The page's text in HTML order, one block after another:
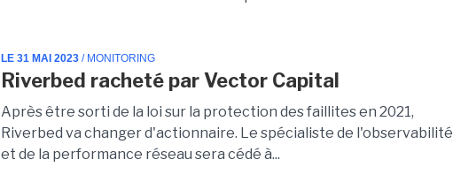
LE 31 MAI 2023 / MONITORING
Riverbed racheté par Vector Capital
Après être sorti de la loi sur la protection des faillites en 2021,
Riverbed va changer d'actionnaire. Le spécialiste de l'observabilité
et de la performance réseau sera cédé à...